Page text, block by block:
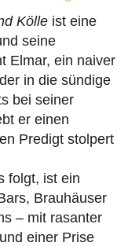
Kölle ist eine
seine
Elmar, ein naiver
in die sündige
bei seiner
er einen
Predigt stolpert
folgt, ist ein
Brauhäuser
– mit rasanter
einer Prise